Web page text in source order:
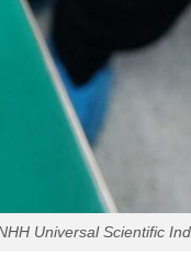
Universal Scientific